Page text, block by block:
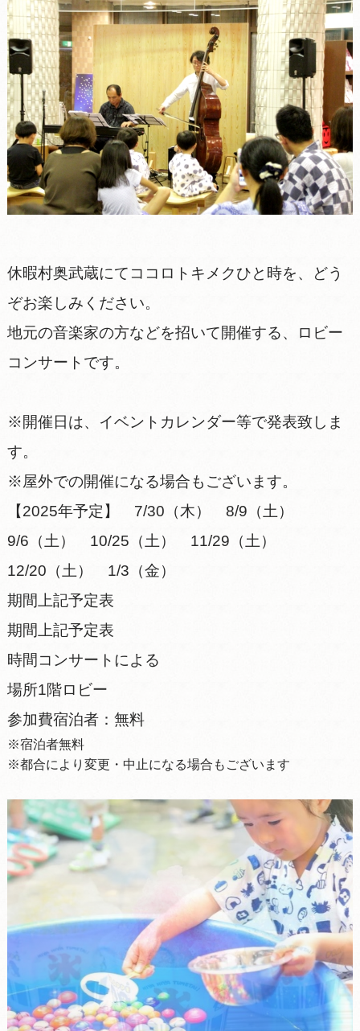
休暇村奥武蔵にてココロトキメクひと時を、どう
ぞお楽しみください。
地元の音楽家の方などを招いて開催する、ロビー
コンサートです。
※開催日は、イベントカレンダー等で発表致しま
す。
※屋外での開催になる場合もございます。
【2025年予定】 7/30（木） 8/9（土）
9/6（土） 10/25（土） 11/29（土）
12/20（土） 1/3（金）
期間上記予定表
期間上記予定表
時間コンサートによる
場所1階ロビー
参加費宿泊者：無料
※宿泊者無料
※都合により変更・中止になる場合もございます